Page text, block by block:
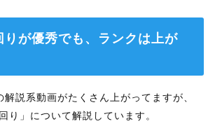
りが優秀でも、ランクは上が
説系動画がたくさん上がってますが、
り」について解説しています。